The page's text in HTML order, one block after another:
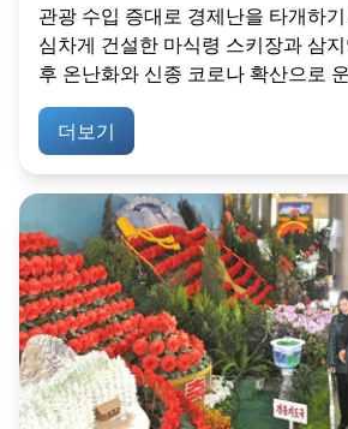
관광 수입 증대로 경제난을 타개하
심차게 건설한 마식령 스키장과 삼
후 온난화와 신종 코로나 확산으로
더보기